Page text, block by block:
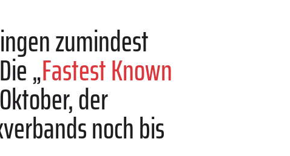
zumindest
„Fastest Known
der
noch bis